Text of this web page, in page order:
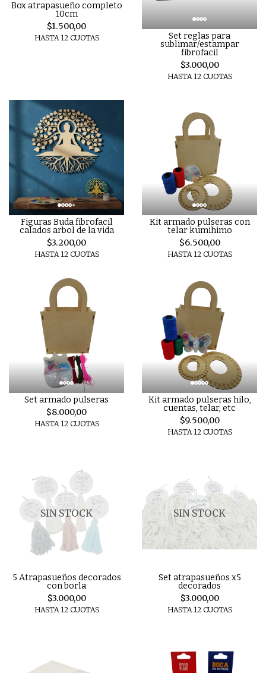
Box atrapasueño completo
10cm
$1.500,00
HASTA 12 CUOTAS
Set reglas para
sublimar/estampar
fibrofacil
$3.000,00
HASTA 12 CUOTAS
Figuras Buda fibrofacil
calados arbol de la vida
$3.200,00
HASTA 12 CUOTAS
Kit armado pulseras con
telar kumihimo
$6.500,00
HASTA 12 CUOTAS
Set armado pulseras
$8.000,00
HASTA 12 CUOTAS
Kit armado pulseras hilo,
cuentas, telar, etc
$9.500,00
HASTA 12 CUOTAS
SIN STOCK
5 Atrapasueños decorados
con borla
$3.000,00
HASTA 12 CUOTAS
SIN STOCK
Set atrapasueños x5
decorados
$3.000,00
HASTA 12 CUOTAS